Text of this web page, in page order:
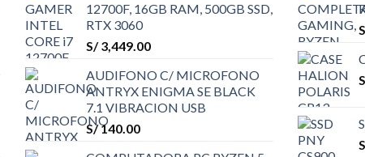
12700F, 16GB RAM, 500GB SSD,
RTX 3060
S/3,449.00
AUDIFONO C/ MICROFONO
ANTRYX ENIGMA SE BLACK
7.1 VIBRACION USB
S/140.00